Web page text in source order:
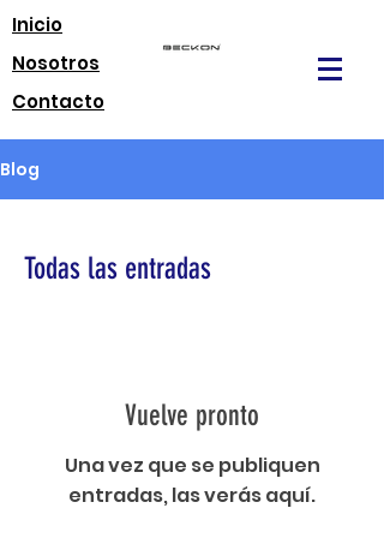
Inicio
Nosotros
Contacto
Blog
Todas las entradas
Vuelve pronto
Una vez que se publiquen
entradas, las verás aquí.